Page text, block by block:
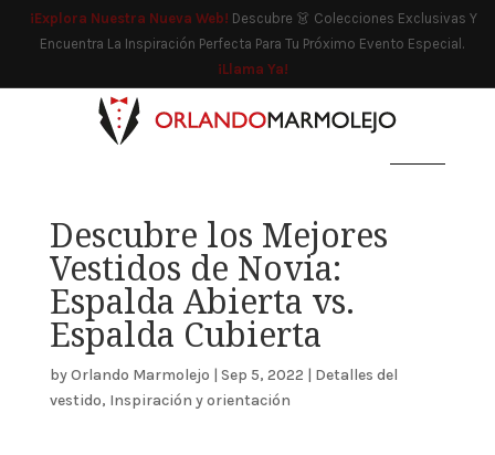
¡Explora Nuestra Nueva Web! Descubre 👗 Colecciones Exclusivas Y
Encuentra La Inspiración Perfecta Para Tu Próximo Evento Especial.
¡Llama Ya!
Descubre los Mejores
Vestidos de Novia:
Espalda Abierta vs.
Espalda Cubierta
byOrlando Marmolejo | Sep 5, 2022 | Detalles del
vestido, Inspiración y orientación